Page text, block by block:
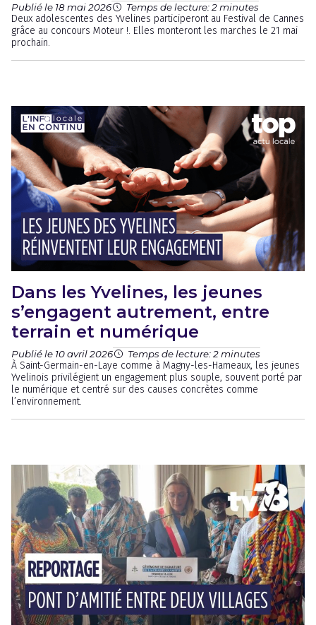
Publié le 18 mai 2026 Temps de lecture: 2 minutes
Deux adolescentes des Yvelines participeront au Festival de Cannes
grâce au concours Moteur !. Elles monteront les marches le 21 mai
prochain.
Dans les Yvelines, les jeunes
s’engagent autrement, entre
terrain et numérique
Publié le 10 avril 2026 Temps de lecture: 2 minutes
À Saint-Germain-en-Laye comme à Magny-les-Hameaux, les jeunes
Yvelinois privilégient un engagement plus souple, souvent porté par
le numérique et centré sur des causes concrètes comme
l’environnement.